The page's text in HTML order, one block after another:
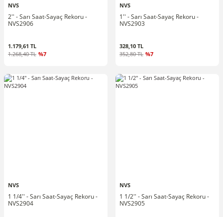
NVS
2'' - Sarı Saat-Sayaç Rekoru -
NVS2906
1.179,61 TL
1.268,40 TL %7
NVS
1'' - Sarı Saat-Sayaç Rekoru -
NVS2903
328,10 TL
352,80 TL %7
NVS
1 1/4'' - Sarı Saat-Sayaç Rekoru -
NVS2904
NVS
1 1/2'' - Sarı Saat-Sayaç Rekoru -
NVS2905